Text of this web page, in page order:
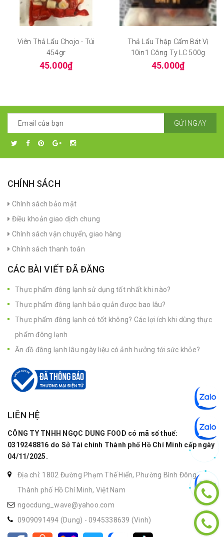
Viên Thả Lẩu Chojo - Túi
454gr
45.000₫
Thả Lẩu Thập Cẩm Bát Vị
10in1 Công Ty LC 500g
45.000₫
GỬI NGAY
CHÍNH SÁCH
Chính sách bảo mật
Điều khoản giao dịch chung
Chính sách vận chuyển, giao hàng
Chính sách thanh toán
CÁC BÀI VIẾT ĐÃ ĐĂNG
Thực phẩm đông lạnh sử dụng tốt nhất khi nào?
Thực phẩm đông lạnh bảo quản được bao lâu?
Thực phẩm đông lạnh có tốt không? Các lợi ích khi dùng thực
phẩm đông lạnh
Ăn đồ đông lạnh lâu ngày liệu có ảnh hưởng tới sức khỏe?
LIÊN HỆ
CÔNG TY TNHH NGỌC DUNG FOOD có mã số thuế:
0319248816 do Sở Tài chính Thành phố Hồ Chí Minh cấp ngày
04/11/2025.
Địa chỉ: 1802 Đường Phạm Thế Hiển, Phường Bình Đông,
Thành phố Hồ Chí Minh, Việt Nam
ngocdung_wave@yahoo.com
0909091494 (Dung) - 0945338639 (Vinh)